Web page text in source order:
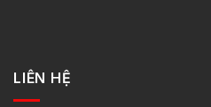
LIÊN HỆ